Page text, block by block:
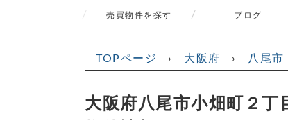
売買物件を探す ブログ
TOPページ › 大阪府 › 八尾市
大阪府八尾市小畑町２